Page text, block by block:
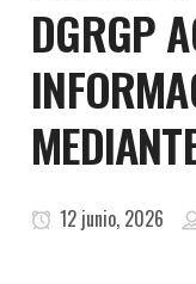
DGRGP
12 junio, 2026